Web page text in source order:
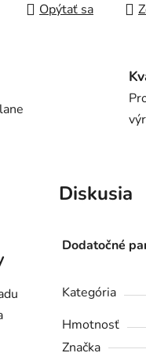
Opýtať sa
Diskusia
Dodatočné
Kategória
Hmotnosť
Značka